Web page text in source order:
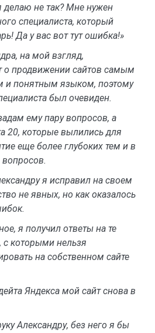
делаю не так? Мне нужен
специалиста, который
Да у вас вот тут ошибка!»
на мой взгляд,
о продвижении сайтов самым
и понятным языком, поэтому
был очевиден.
ему пару вопросов, а
20, которые вылились для
еще более глубоких тем и в
я исправил на своем
не явных, но как оказалось
я получил ответы на те
с которыми нельзя
на собственном сайте
Яндекса мой сайт снова в
Александру, без него я бы